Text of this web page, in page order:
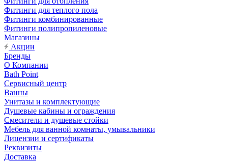
Фитинги для теплого пола
Фитинги комбинированные
Фитинги полипропиленовые
Магазины
Акции
Бренды
О Компании
Bath Point
Сервисный центр
Ванны
Унитазы и комплектующие
Душевые кабины и ограждения
Смесители и душевые стойки
Мебель для ванной комнаты, умывальники
Лицензии и сертификаты
Реквизиты
Доставка